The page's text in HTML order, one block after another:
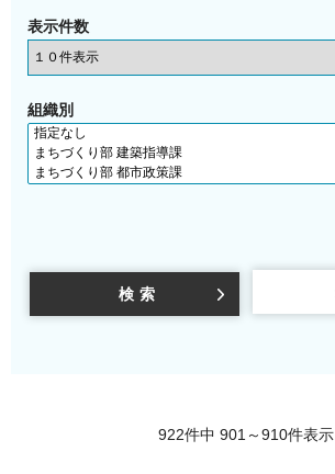
表示件数
組織別
922件中 901～910件表示